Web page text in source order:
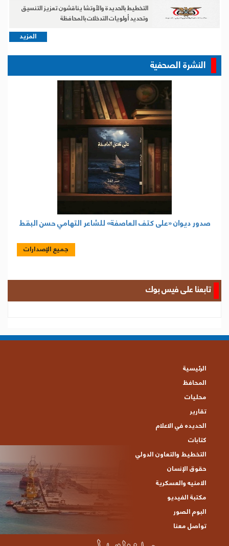
التخطيط بالحديدة والأوتشا يناقشون تعزيز التنسيق
وتحديد أولويات التدخلات بالمحافظة
المزيد
النشرة الصحفية
صدور ديوان «على كتف العاصفة» للشاعر التهامي حسن البقط
جميع الإصدارات
تابعنا على فيس بوك
الرئيسية
المحافظ
محليات
تقارير
الحديده في الاعلام
كتابات
التخطيط والتعاون الدولي
حقوق الإنسان
الامنيه والعسكرية
مكتبة الفيديو
البوم الصور
تواصل معنا